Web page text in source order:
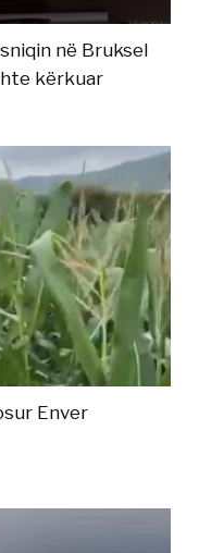
në Bruksel
kërkuar
Enver